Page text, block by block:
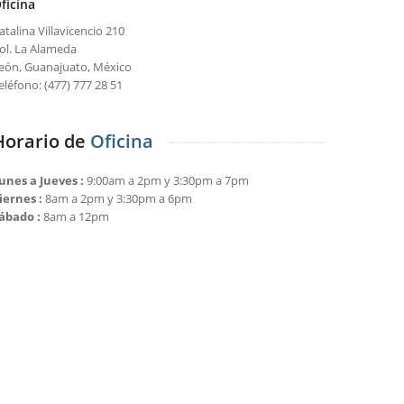
Villavicencio 210
La Alameda
Guanajuato, México
(477) 777 28 51
de Oficina
a Jueves : 9:00am a 2pm y 3:30pm a 7pm
: 8am a 2pm y 3:30pm a 6pm
: 8am a 12pm